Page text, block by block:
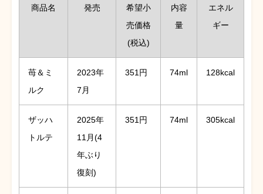
商品名 発売
希望小
売価格
(税込)
内容
量
エネル
ギー
苺＆ミ
ルク
2023年
7月
351円 74ml 128kcal
ザッハ
トルテ
2025年
11月(4
年ぶり
復刻)
351円 74ml 305kcal